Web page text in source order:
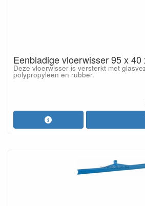
Eenbladige vloerwisser 95 x
Deze vloerwisser is versterkt met
polypropyleen en rubber.